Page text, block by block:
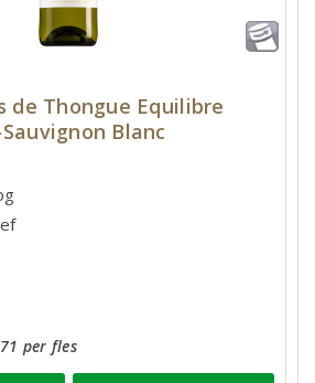
de Thongue Equilibre
Blanc
per fles